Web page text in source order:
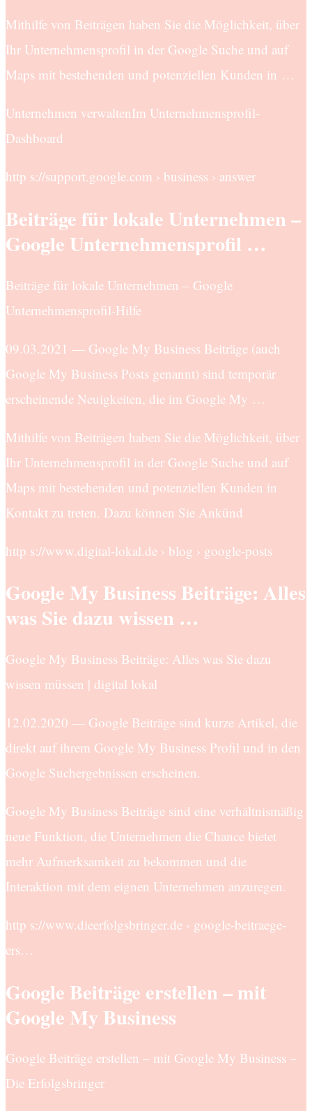
Mithilfe von Beiträgen haben Sie die Möglichkeit, über
Ihr Unternehmensprofil in der Google Suche und auf
Maps mit bestehenden und potenziellen Kunden in …
Unternehmen verwaltenIm Unternehmensprofil-
Dashboard
http s://support.google.com › business › answer
Beiträge für lokale Unternehmen –
Google Unternehmensprofil …
Beiträge für lokale Unternehmen – Google
Unternehmensprofil-Hilfe
09.03.2021 — Google My Business Beiträge (auch
Google My Business Posts genannt) sind temporär
erscheinende Neuigkeiten, die im Google My …
Mithilfe von Beiträgen haben Sie die Möglichkeit, über
Ihr Unternehmensprofil in der Google Suche und auf
Maps mit bestehenden und potenziellen Kunden in
Kontakt zu treten. Dazu können Sie Ankünd
http s://www.digital-lokal.de › blog › google-posts
Google My Business Beiträge: Alles
was Sie dazu wissen …
Google My Business Beiträge: Alles was Sie dazu
wissen müssen | digital lokal
12.02.2020 — Google Beiträge sind kurze Artikel, die
direkt auf ihrem Google My Business Profil und in den
Google Suchergebnissen erscheinen.
Google My Business Beiträge sind eine verhältnismäßig
neue Funktion, die Unternehmen die Chance bietet
mehr Aufmerksamkeit zu bekommen und die
Interaktion mit dem eignen Unternehmen anzuregen.
http s://www.dieerfolgsbringer.de › google-beitraege-
ers…
Google Beiträge erstellen – mit
Google My Business
Google Beiträge erstellen – mit Google My Business –
Die Erfolgsbringer